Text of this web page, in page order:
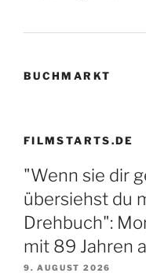
BUCHMARKT
FILMSTARTS.DE
"Wenn sie dir
übersiehst du
Drehbuch":
mit 89 Jahren
9. AUGUST 2026